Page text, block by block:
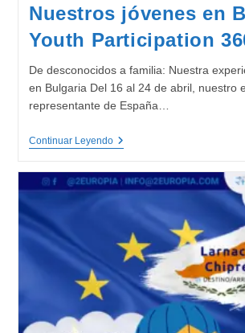
Nuestros jóvenes en
Youth Participation
De desconocidos a familia: Nuestra
en Bulgaria Del 16 al 24 de abril, nuestro
representante de España…
Continuar LeyendoNuestros
Bulgaria:
Youth